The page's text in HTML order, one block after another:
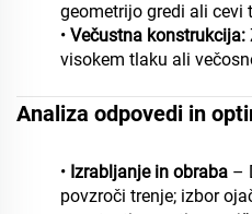
geometrijo gredi ali cevi
• Večustna konstrukcija:
visokem tlaku ali
Analiza odpovedi in
• Izrabljanje in obraba –
povzroči trenje; izbor